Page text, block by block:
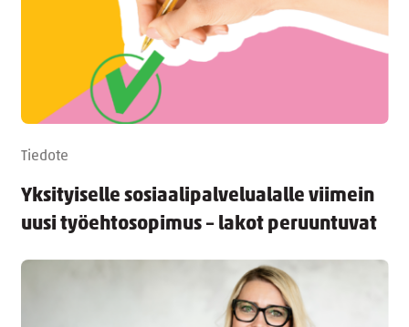
Tiedote
Yksityiselle sosiaalipalvelualalle viimein
uusi työehtosopimus – lakot peruuntuvat